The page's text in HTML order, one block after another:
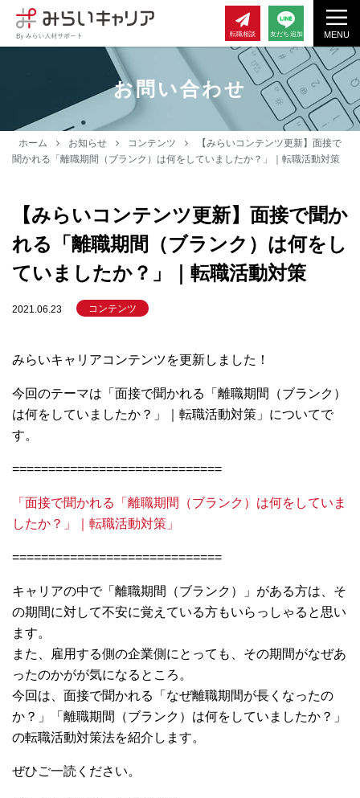
MENU
転職相談 友だち追加
お問い合わせ
ホーム お知らせ コンテンツ
【みらいコンテンツ更新】面接で
聞かれる「離職期間（ブランク）は何をしていましたか？」｜転職活動対策
【みらいコンテンツ更新】面接で聞か
れる「離職期間（ブランク）は何をし
ていましたか？」｜転職活動対策
2021.06.23 コンテンツ
みらいキャリアコンテンツを更新しました！
今回のテーマは「面接で聞かれる「離職期間（ブランク）
は何をしていましたか？」｜転職活動対策」についてで
す。
=============================
「面接で聞かれる「離職期間（ブランク）は何をしていま
したか？」｜転職活動対策」
=============================
キャリアの中で「離職期間（ブランク）」がある方は、そ
の期間に対して不安に覚えている方もいらっしゃると思い
ます。
また、雇用する側の企業側にとっても、その期間がなぜあ
ったのかがが気になるところ。
今回は、面接で聞かれる「なぜ離職期間が長くなったの
か？」「離職期間（ブランク）は何をしていましたか？」
の転職活動対策法を紹介します。
ぜひご一読ください。